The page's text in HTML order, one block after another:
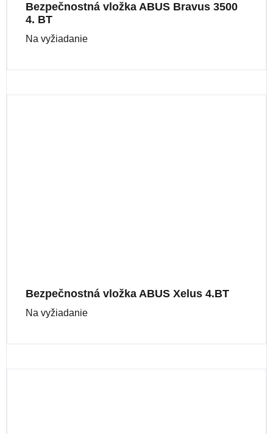
Bezpečnostná vložka ABUS Bravus 3500
4. BT
Na vyžiadanie
Bezpečnostná vložka ABUS Xelus 4.BT
Na vyžiadanie